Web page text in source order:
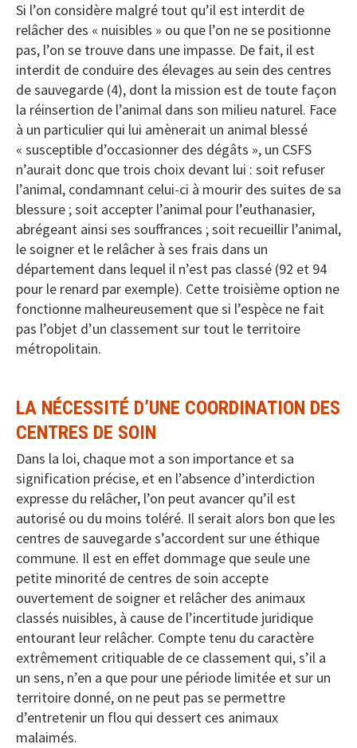
Si l’on considère malgré tout qu’il est interdit de
relâcher des « nuisibles » ou que l’on ne se positionne
pas, l’on se trouve dans une impasse. De fait, il est
interdit de conduire des élevages au sein des centres
de sauvegarde (4), dont la mission est de toute façon
la réinsertion de l’animal dans son milieu naturel. Face
à un particulier qui lui amènerait un animal blessé
« susceptible d’occasionner des dégâts », un CSFS
n’aurait donc que trois choix devant lui : soit refuser
l’animal, condamnant celui-ci à mourir des suites de sa
blessure ; soit accepter l’animal pour l’euthanasier,
abrégeant ainsi ses souffrances ; soit recueillir l’animal,
le soigner et le relâcher à ses frais dans un
département dans lequel il n’est pas classé (92 et 94
pour le renard par exemple). Cette troisième option ne
fonctionne malheureusement que si l’espèce ne fait
pas l’objet d’un classement sur tout le territoire
métropolitain.
LA NÉCESSITÉ D’UNE COORDINATION DES
CENTRES DE SOIN
Dans la loi, chaque mot a son importance et sa
signification précise, et en l’absence d’interdiction
expresse du relâcher, l’on peut avancer qu’il est
autorisé ou du moins toléré. Il serait alors bon que les
centres de sauvegarde s’accordent sur une éthique
commune. Il est en effet dommage que seule une
petite minorité de centres de soin accepte
ouvertement de soigner et relâcher des animaux
classés nuisibles, à cause de l’incertitude juridique
entourant leur relâcher. Compte tenu du caractère
extrêmement critiquable de ce classement qui, s’il a
un sens, n’en a que pour une période limitée et sur un
territoire donné, on ne peut pas se permettre
d’entretenir un flou qui dessert ces animaux
malaimés.